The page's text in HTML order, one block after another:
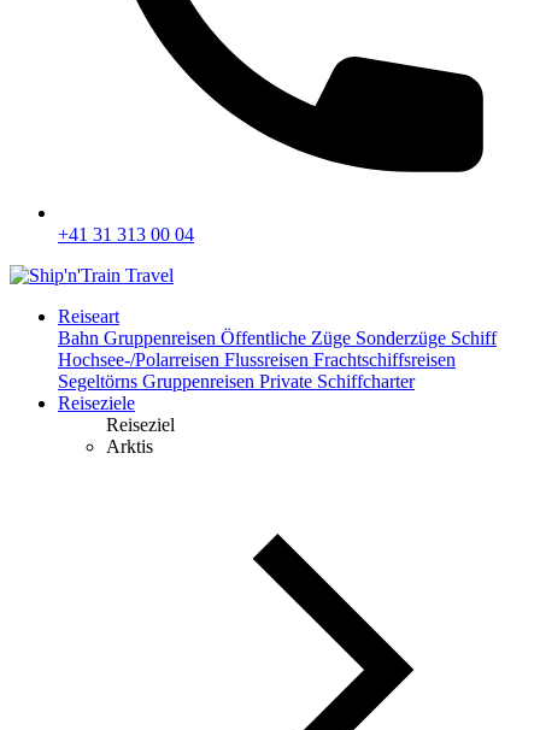
+41 31 313 00 04
Reiseart
Bahn Gruppenreisen Öffentliche Züge Sonderzüge Schiff
Hochsee-/Polarreisen Flussreisen Frachtschiffsreisen
Segeltörns Gruppenreisen Private Schiffcharter
Reiseziele
Reiseziel
Arktis